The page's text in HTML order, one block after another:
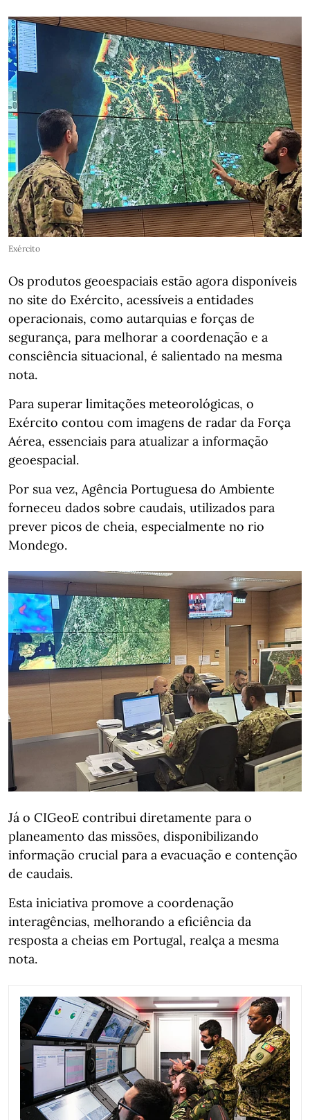
Exército
Os produtos geoespaciais estão agora disponíveis
no site do Exército, acessíveis a entidades
operacionais, como autarquias e forças de
segurança, para melhorar a coordenação e a
consciência situacional, é salientado na mesma
nota.
Para superar limitações meteorológicas, o
Exército contou com imagens de radar da Força
Aérea, essenciais para atualizar a informação
geoespacial.
Por sua vez, Agência Portuguesa do Ambiente
forneceu dados sobre caudais, utilizados para
prever picos de cheia, especialmente no rio
Mondego.
Já o CIGeoE contribui diretamente para o
planeamento das missões, disponibilizando
informação crucial para a evacuação e contenção
de caudais.
Esta iniciativa promove a coordenação
interagências, melhorando a eficiência da
resposta a cheias em Portugal, realça a mesma
nota.